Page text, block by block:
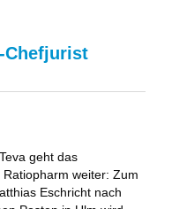
Chefjurist
geht das
weiter: Zum
Eschricht nach